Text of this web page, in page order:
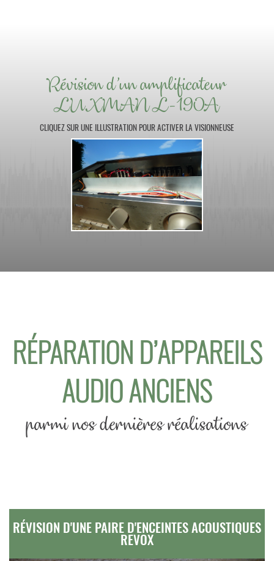
Révision d'un amplificateur
LUXMAN L-190A
CLIQUEZ SUR UNE ILLUSTRATION POUR ACTIVER LA VISIONNEUSE
RÉPARATION D’APPAREILS
AUDIO ANCIENS
parmi nos dernières réalisations
RÉVISION D'UNE PAIRE D'ENCEINTES ACOUSTIQUES
REVOX